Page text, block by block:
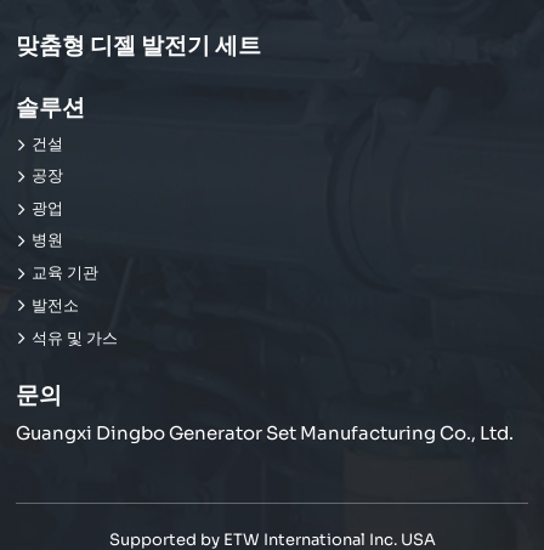
맞춤형 디젤 발전기 세트
솔루션
건설
공장
광업
병원
교육 기관
발전소
석유 및 가스
문의
Guangxi Dingbo Generator Set Manufacturing Co., Ltd.
Supported by ETW International Inc. USA